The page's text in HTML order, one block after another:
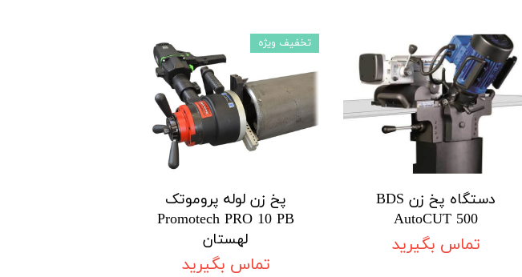
دستگاه پخ زن BDS
AutoCUT 500
تماس بگیرید
پخ زن لوله پروموتک
Promotech PRO 10 PB
لهستان
تماس بگیرید
تخفیف ویژه